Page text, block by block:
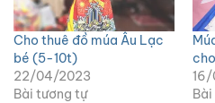
Cho thuê đồ múa Âu Lạc
bé (5-10t)
22/04/2023
Bài tương tự